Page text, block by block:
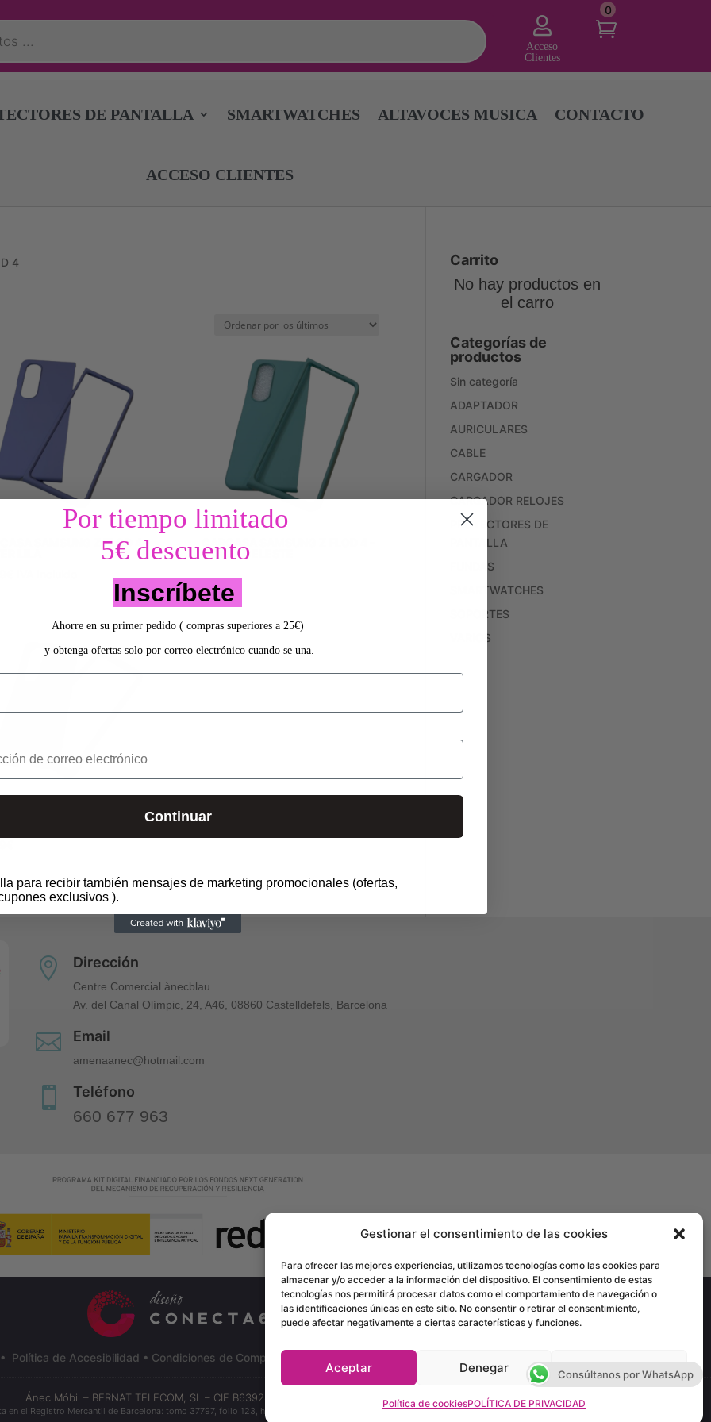
Gestionar el consentimiento de las cookies
Para ofrecer las mejores experiencias, utilizamos tecnologías como las cookies para
almacenar y/o acceder a la información del dispositivo. El consentimiento de estas
tecnologías nos permitirá procesar datos como el comportamiento de navegación o
las identificaciones únicas en este sitio. No consentir o retirar el consentimiento,
puede afectar negativamente a ciertas características y funciones.
Aceptar Denegar Ver preferencias
Política de cookiesPOLÍTICA DE PRIVACIDAD

Acceso
Clientes
0
DE PANTALLA SMARTWATCHES ALTAVOCES MUSICA CONTACTO
ACCESO CLIENTES
4
SAMSUNG Z FLOD 4 –
CARCASA SAMSUNG Z FLOD 4 –
COVER CELESTE
SAMSUNG Z FLOD 4 –
Carrito
No hay productos en
el carro
Categorías de
productos
Sin categoría
ADAPTADOR
AURICULARES
CABLE
CARGADOR
CARGADOR RELOJES
PROTECTORES DE
PANTALLA
FUNDAS
SMARTWATCHES
SOPORTES
VARIOS
 Dirección
Centre Comercial ànecblau
Av. del Canal Olímpic, 24, A46, 08860 Castelldefels, Barcelona
 Email
amenaanec@hotmail.com
 Teléfono
660 677 963
• Política de Accesibilidad • Condiciones de Compra • Política de Cookies
Ánec Móbil – BERNAT TELECOM, SL – CIF B63928972
en el Registro Mercantil de Barcelona: tomo 37797, folio 123, hoja B 312863, inscripción 1ª
Consúltanos por WhatsApp
Por tiempo limitado
5€ descuento
Inscríbete
Ahorre en su primer pedido ( compras superiores a 25€)
y obtenga ofertas solo por correo electrónico cuando se una.
Continuar
para recibir también mensajes de marketing promocionales (ofertas,
exclusivos ).